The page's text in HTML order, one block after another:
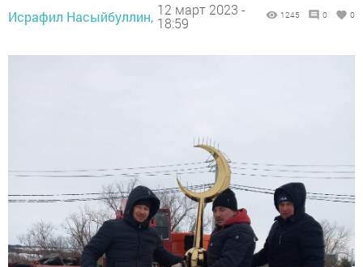
Исрафил Насыйбуллин, 12 март 2023 -
18:59
1245 0 0